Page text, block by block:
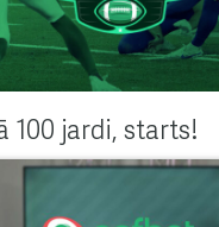
100 jardi, starts!